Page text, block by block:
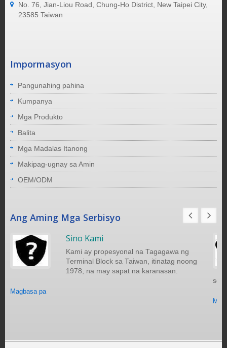
No. 76, Jian-Liou Road, Chung-Ho District, New Taipei City,
23585 Taiwan
Impormasyon
Pangunahing pahina
Kumpanya
Mga Produkto
Balita
Mga Madalas Itanong
Makipag-ugnay sa Amin
OEM/ODM
Ang Aming Mga Serbisyo
Sino Kami
Kami ay propesyonal na Tagagawa ng
Terminal Block sa Taiwan, itinatag noong
1978, na may sapat na karanasan.
Magbasa pa